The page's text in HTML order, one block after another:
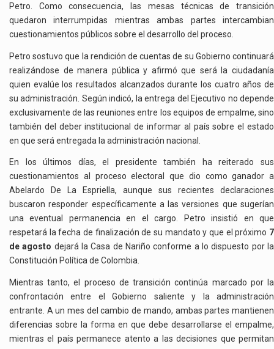
Petro. Como consecuencia, las mesas técnicas de transición
quedaron interrumpidas mientras ambas partes intercambian
cuestionamientos públicos sobre el desarrollo del proceso.
Petro sostuvo que la rendición de cuentas de su Gobierno continuará
realizándose de manera pública y afirmó que será la ciudadanía
quien evalúe los resultados alcanzados durante los cuatro años de
su administración. Según indicó, la entrega del Ejecutivo no depende
exclusivamente de las reuniones entre los equipos de empalme, sino
también del deber institucional de informar al país sobre el estado
en que será entregada la administración nacional.
En los últimos días, el presidente también ha reiterado sus
cuestionamientos al proceso electoral que dio como ganador a
Abelardo De La Espriella, aunque sus recientes declaraciones
buscaron responder específicamente a las versiones que sugerían
una eventual permanencia en el cargo. Petro insistió en que
respetará la fecha de finalización de su mandato y que el próximo 7
de agosto dejará la Casa de Nariño conforme a lo dispuesto por la
Constitución Política de Colombia.
Mientras tanto, el proceso de transición continúa marcado por la
confrontación entre el Gobierno saliente y la administración
entrante. A un mes del cambio de mando, ambas partes mantienen
diferencias sobre la forma en que debe desarrollarse el empalme,
mientras el país permanece atento a las decisiones que permitan